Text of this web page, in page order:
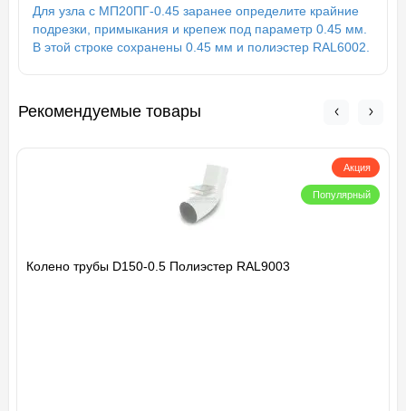
Для узла с МП20ПГ-0.45 заранее определите крайние
подрезки, примыкания и крепеж под параметр 0.45 мм.
В этой строке сохранены 0.45 мм и полиэстер RAL6002.
Рекомендуемые товары
Акция
Популярный
Колено трубы D150-0.5 Полиэстер RAL9003